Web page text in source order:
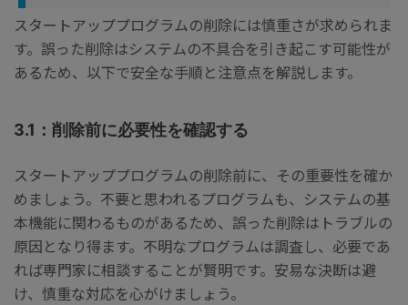
スタートアッププログラムの削除には慎重さが求められま
す。誤った削除はシステムの不具合を引き起こす可能性が
あるため、以下で安全な手順と注意点を解説します。
3.1：削除前に必要性を確認する
スタートアッププログラムの削除前に、その重要性を確か
めましょう。不要と思われるプログラムも、システムの基
本機能に関わるものがあるため、誤った削除はトラブルの
原因となり得ます。不明なプログラムは調査し、必要であ
れば専門家に相談することが賢明です。安易な決断は避
け、慎重な対応を心がけましょう。